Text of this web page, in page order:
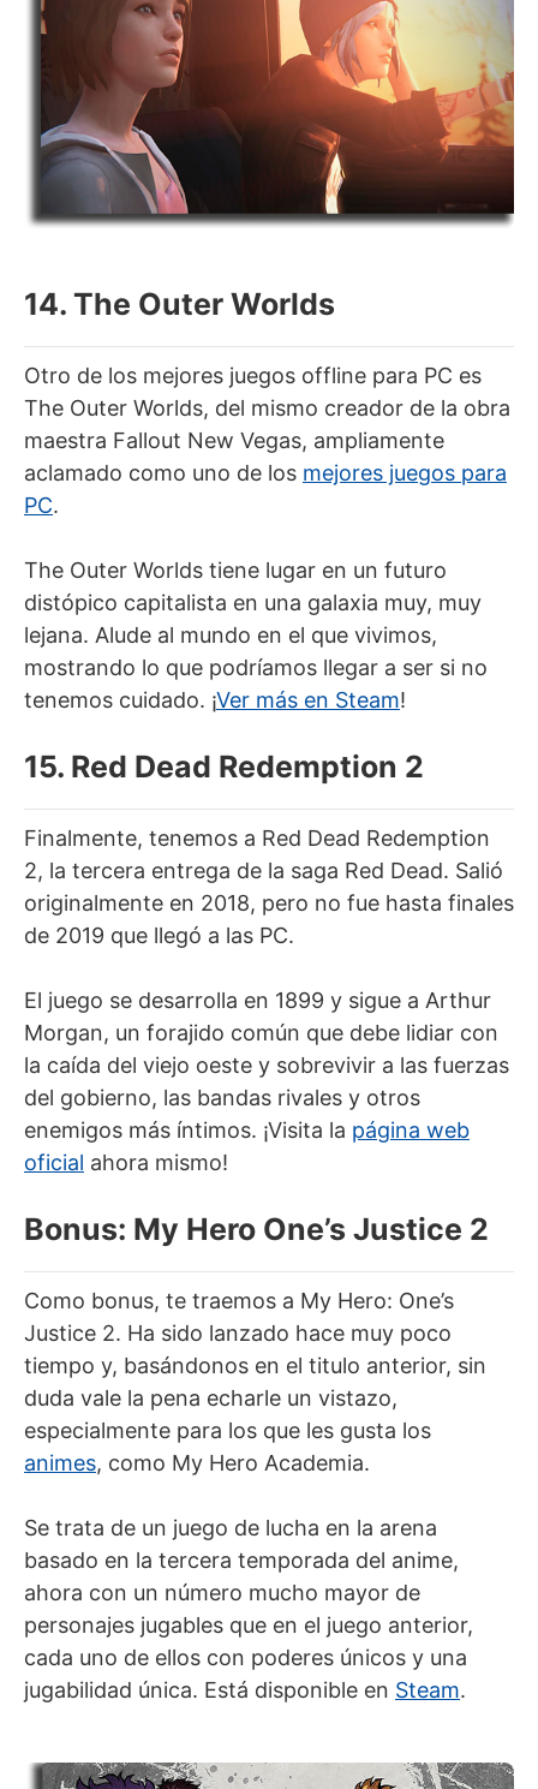
14. The Outer Worlds
Otro de los mejores juegos offline para PC es
The Outer Worlds, del mismo creador de la obra
maestra Fallout New Vegas, ampliamente
aclamado como uno de los mejores juegos para
PC.
The Outer Worlds tiene lugar en un futuro
distópico capitalista en una galaxia muy, muy
lejana. Alude al mundo en el que vivimos,
mostrando lo que podríamos llegar a ser si no
tenemos cuidado. ¡Ver más en Steam!
15. Red Dead Redemption 2
Finalmente, tenemos a Red Dead Redemption
2, la tercera entrega de la saga Red Dead. Salió
originalmente en 2018, pero no fue hasta finales
de 2019 que llegó a las PC.
El juego se desarrolla en 1899 y sigue a Arthur
Morgan, un forajido común que debe lidiar con
la caída del viejo oeste y sobrevivir a las fuerzas
del gobierno, las bandas rivales y otros
enemigos más íntimos. ¡Visita la página web
oficial ahora mismo!
Bonus: My Hero One’s Justice 2
Como bonus, te traemos a My Hero: One’s
Justice 2. Ha sido lanzado hace muy poco
tiempo y, basándonos en el titulo anterior, sin
duda vale la pena echarle un vistazo,
especialmente para los que les gusta los
animes, como My Hero Academia.
Se trata de un juego de lucha en la arena
basado en la tercera temporada del anime,
ahora con un número mucho mayor de
personajes jugables que en el juego anterior,
cada uno de ellos con poderes únicos y una
jugabilidad única. Está disponible en Steam.